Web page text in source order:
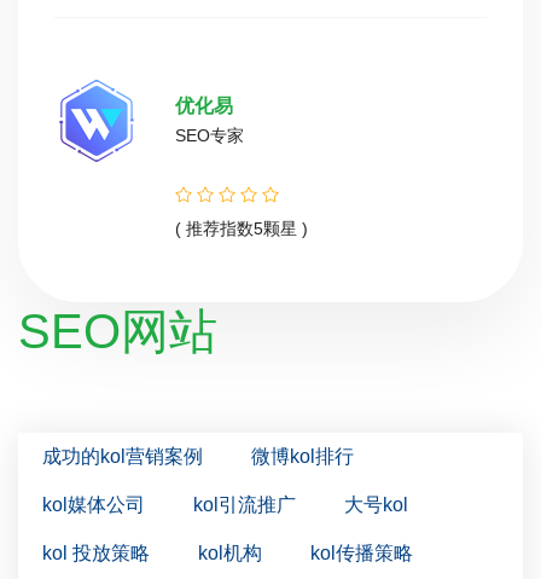
优化易
SEO专家
( 推荐指数5颗星 )
SEO网站
成功的kol营销案例 微博kol排行
kol媒体公司 kol引流推广 大号kol
kol 投放策略 kol机构 kol传播策略